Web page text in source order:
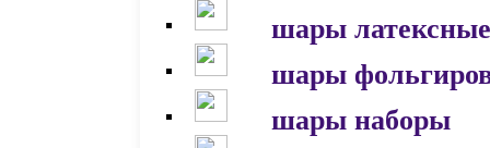
шары латексные
шары
шары наборы